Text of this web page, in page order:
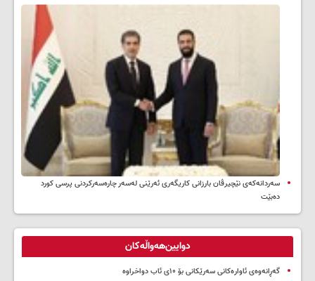
سه‌ردانه‌کەی نێچیرڤان بارزانی كاریگه‌ری ئه‌رێنی له‌سه‌ر چاره‌سه‌ركردنی پرسی كورد
ده‌بێت
دوایین‌هەواڵەکان
گەڕانەوەی ئاوارەکانی سەرێکانی بۆ ۱۰ی ئاب دواخراوە